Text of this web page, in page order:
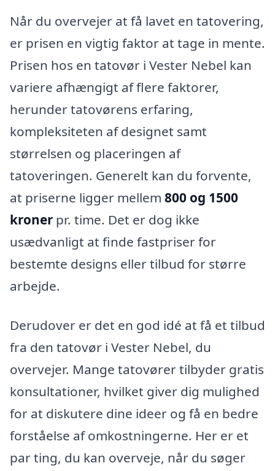
Når du overvejer at få lavet en tatovering,
er prisen en vigtig faktor at tage in mente.
Prisen hos en tatovør i Vester Nebel kan
variere afhængigt af flere faktorer,
herunder tatovørens erfaring,
kompleksiteten af designet samt
størrelsen og placeringen af
tatoveringen. Generelt kan du forvente,
at priserne ligger mellem 800 og 1500
kroner pr. time. Det er dog ikke
usædvanligt at finde fastpriser for
bestemte designs eller tilbud for større
arbejde.
Derudover er det en god idé at få et tilbud
fra den tatovør i Vester Nebel, du
overvejer. Mange tatovører tilbyder gratis
konsultationer, hvilket giver dig mulighed
for at diskutere dine ideer og få en bedre
forståelse af omkostningerne. Her er et
par ting, du kan overveje, når du søger